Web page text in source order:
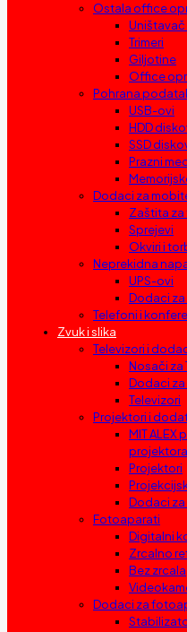
Ostala office
Uništavač
Trimeri
Giljotine
Office
Pohrana
USB-ovi
HDD
SSD
Prazni
Dodaci za
Zaštita
Sprejevi
Okviri i
Neprekidna
UPS-ovi
Dodaci za
Telefoni i
Zvuk i slika
Televizori i
Nosači za
Dodaci
Televizori
Projektori i
MIT ALEX
projektora
Projektori
Dodaci
Fotoaparati
Digitalni
Zrcalno
Bez zrcala
Dodaci za